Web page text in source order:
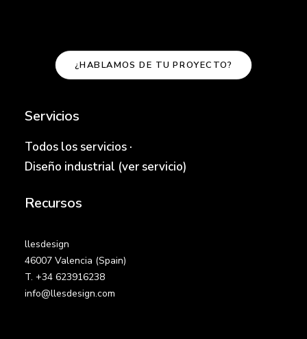
¿HABLAMOS DE TU PROYECTO?
Servicios
Todos los servicios ·
Diseño industrial (ver servicio)
Recursos
llesdesign
46007 Valencia (Spain)
T. +34 623916238
info@llesdesign.com